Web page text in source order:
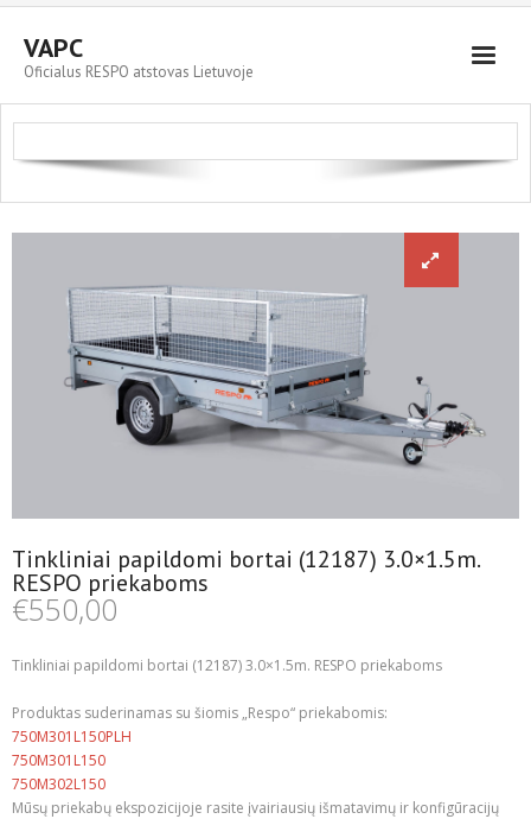
VAPC
Oficialus RESPO atstovas Lietuvoje
Parduodami automobiliai
RESPO priekabos
Cart ( 0Items)
Tinkliniai papildomi bortai (12187) 3.0×1.5m.
RESPO priekaboms
€550,00
Tinkliniai papildomi bortai (12187) 3.0×1.5m. RESPO priekaboms
Produktas suderinamas su šiomis „Respo“ priekabomis:
750M301L150PLH
750M301L150
750M302L150
Mūsų priekabų ekspozicijoje rasite įvairiausių išmatavimų ir konfigūracijų